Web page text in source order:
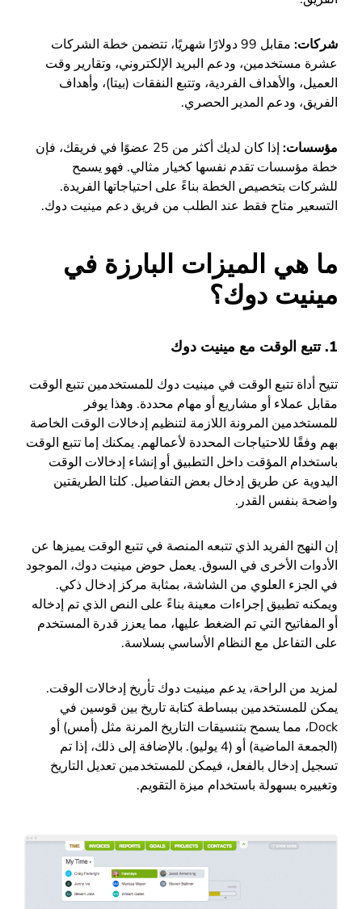
شركات:
مقابل 99 دولارًا شهريًا، تتضمن خطة الشركات
عشرة مستخدمين، ودعم البريد الإلكتروني، وتقارير وقت
العميل، والأهداف الفردية، وتتبع النفقات (بيتا)، وأهداف
الفريق، ودعم المدير الحصري.
مؤسسات:
إذا كان لديك أكثر من 25 عضوًا في فريقك، فإن
خطة مؤسسات تقدم نفسها كخيار مثالي. فهو يسمح
للشركات بتخصيص الخطة بناءً على احتياجاتها الفريدة.
التسعير متاح فقط عند الطلب من فريق دعم مينيت دوك.
ما هي الميزات البارزة في
مينيت دوك؟
1. تتبع الوقت مع مينيت دوك
تتيح أداة تتبع الوقت في مينيت دوك للمستخدمين تتبع الوقت
مقابل عملاء أو مشاريع أو مهام محددة. وهذا يوفر
للمستخدمين المرونة اللازمة لتنظيم إدخالات الوقت الخاصة
بهم وفقًا للاحتياجات المحددة لأعمالهم. يمكنك إما تتبع الوقت
باستخدام المؤقت داخل التطبيق أو إنشاء إدخالات الوقت
اليدوية عن طريق إدخال بعض التفاصيل. كلتا الطريقتين
واضحة بنفس القدر.
إن النهج الفريد الذي تتبعه المنصة في تتبع الوقت يميزها عن
الأدوات الأخرى في السوق. يعمل حوض مينيت دوك، الموجود
في الجزء العلوي من الشاشة، بمثابة مركز إدخال ذكي.
ويمكنه تطبيق إجراءات معينة بناءً على النص الذي تم إدخاله
أو المفاتيح التي تم الضغط عليها، مما يعزز قدرة المستخدم
على التفاعل مع النظام الأساسي بسلاسة.
لمزيد من الراحة، يدعم مينيت دوك تأريخ إدخالات الوقت.
يمكن للمستخدمين ببساطة كتابة تاريخ بين قوسين في
Dock، مما يسمح بتنسيقات التاريخ المرنة مثل (أمس) أو
(الجمعة الماضية) أو (4 يوليو). بالإضافة إلى ذلك، إذا تم
تسجيل إدخال بالفعل، فيمكن للمستخدمين تعديل التاريخ
وتغييره بسهولة باستخدام ميزة التقويم.